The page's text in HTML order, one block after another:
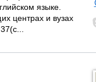
языке.
центрах и вузах